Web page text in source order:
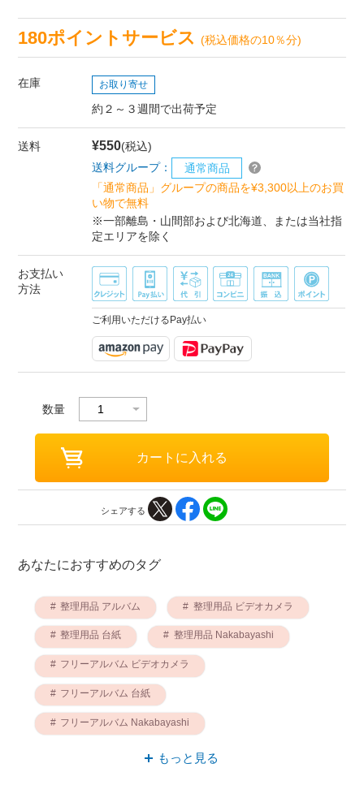
180ポイントサービス(税込価格の10％分)
在庫 お取り寄せ
約２～３週間で出荷予定
送料 ¥550(税込)
送料グループ：
通常商品
「通常商品」グループの商品を¥3,300以上のお買
い物で無料
※一部離島・山間部および北海道、または当社指
定エリアを除く
お支払い
方法
ご利用いただけるPay払い
数量
シェアする
あなたにおすすめのタグ
整理用品 アルバム 整理用品 ビデオカメラ
整理用品 台紙 整理用品 Nakabayashi
フリーアルバム ビデオカメラ
フリーアルバム 台紙
フリーアルバム Nakabayashi
DVD Nakabayashi
もっと見る